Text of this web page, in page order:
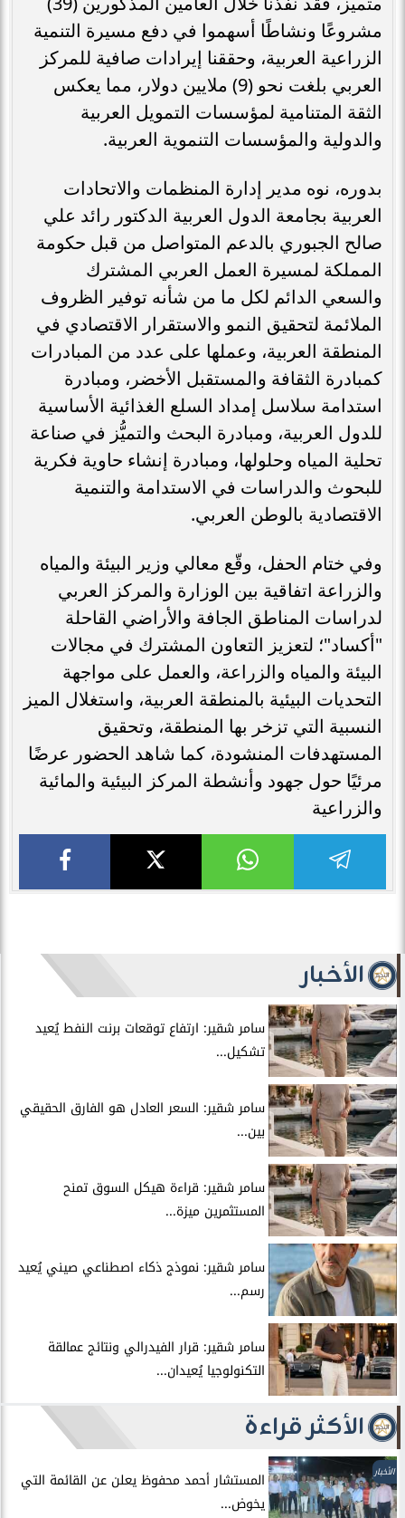
مشروعًا ونشاطًا أسهموا في دفع مسيرة التنمية
الزراعية العربية، وحققنا إيرادات صافية للمركز
العربي بلغت نحو (9) ملايين دولار، مما يعكس
الثقة المتنامية لمؤسسات التمويل العربية
والدولية والمؤسسات التنموية العربية.
بدوره، نوه مدير إدارة المنظمات والاتحادات
العربية بجامعة الدول العربية الدكتور رائد علي
صالح الجبوري بالدعم المتواصل من قبل حكومة
المملكة لمسيرة العمل العربي المشترك
والسعي الدائم لكل ما من شأنه توفير الظروف
الملائمة لتحقيق النمو والاستقرار الاقتصادي في
المنطقة العربية، وعملها على عدد من المبادرات
كمبادرة الثقافة والمستقبل الأخضر، ومبادرة
استدامة سلاسل إمداد السلع الغذائية الأساسية
للدول العربية، ومبادرة البحث والتميُّز في صناعة
تحلية المياه وحلولها، ومبادرة إنشاء حاوية فكرية
للبحوث والدراسات في الاستدامة والتنمية
الاقتصادية بالوطن العربي.
وفي ختام الحفل، وقّع معالي وزير البيئة والمياه
والزراعة اتفاقية بين الوزارة والمركز العربي
لدراسات المناطق الجافة والأراضي القاحلة
"أكساد"؛ لتعزيز التعاون المشترك في مجالات
البيئة والمياه والزراعة، والعمل على مواجهة
التحديات البيئية بالمنطقة العربية، واستغلال الميز
النسبية التي تزخر بها المنطقة، وتحقيق
المستهدفات المنشودة، كما شاهد الحضور عرضًا
مرئيًا حول جهود وأنشطة المركز البيئية والمائية
والزراعية
الأخبار
سامر شقير: ارتفاع توقعات برنت النفط يُعيد
تشكيل...
سامر شقير: السعر العادل هو الفارق الحقيقي
بين...
سامر شقير: قراءة هيكل السوق تمنح
المستثمرين ميزة...
سامر شقير: نموذج ذكاء اصطناعي صيني يُعيد
رسم...
سامر شقير: قرار الفيدرالي ونتائج عمالقة
التكنولوجيا يُعيدان...
الأكثر قراءة
الأخبار
المستشار أحمد محفوظ يعلن عن القائمة التي
يخوض...